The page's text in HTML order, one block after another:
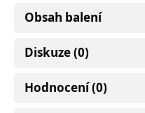
Obsah balení
Diskuze (0)
Hodnocení (0)